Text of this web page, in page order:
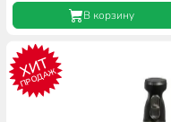
В корзину
ХИТ
ПРОДАЖ